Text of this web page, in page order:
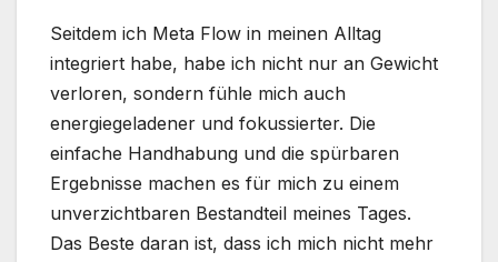
Seitdem ich Meta Flow in meinen Alltag
integriert habe, habe ich nicht nur an Gewicht
verloren, sondern fühle mich auch
energiegeladener und fokussierter. Die
einfache Handhabung und die spürbaren
Ergebnisse machen es für mich zu einem
unverzichtbaren Bestandteil meines Tages.
Das Beste daran ist, dass ich mich nicht mehr